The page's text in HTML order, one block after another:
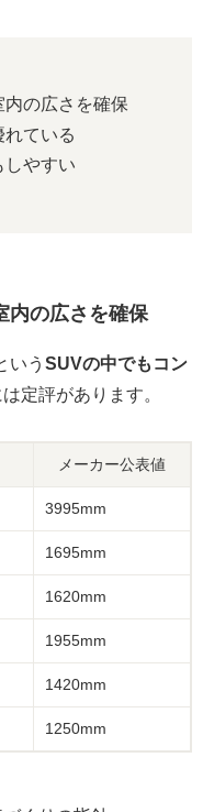
の広さを確保
ている
しやすい
内の広さを確保
いう SUVの中でもコン
定評があります。
メーカー公表値
3995mm
1695mm
1620mm
1955mm
1420mm
1250mm